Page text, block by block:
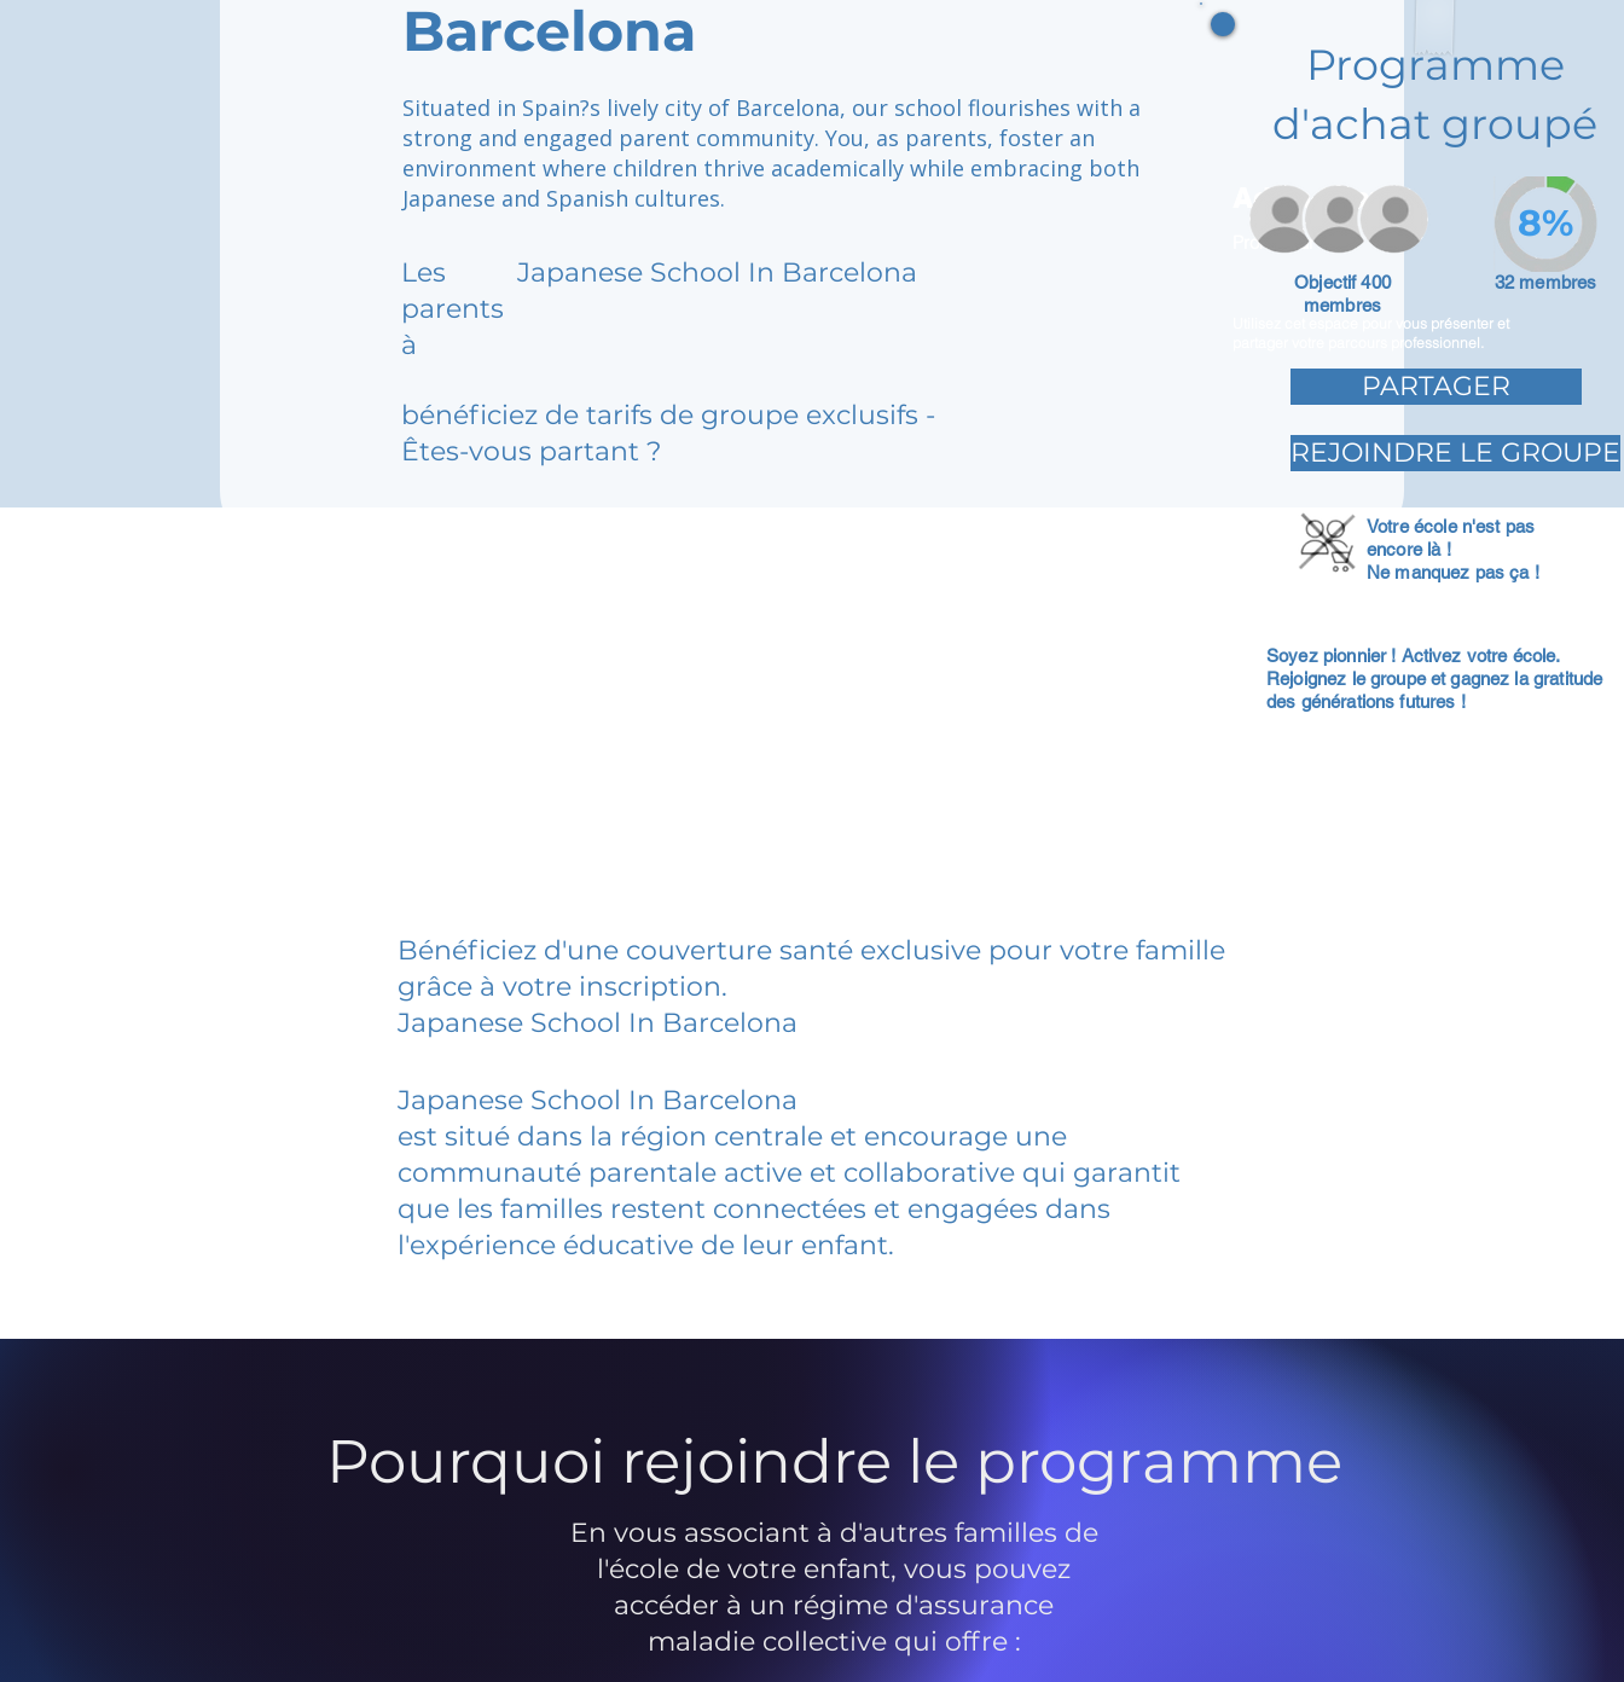
Barcelona
Situated in Spain?s lively city of Barcelona, our school flourishes with a
strong and engaged parent community. You, as parents, foster an
environment where children thrive academically while embracing both
Japanese and Spanish cultures.
Les
parents
à
Japanese School In Barcelona
bénéficiez de tarifs de groupe exclusifs -
Êtes-vous partant ?
Adam Caar
Promoteur
Utilisez cet espace pour vous présenter et
partager votre parcours professionnel.
Programme
d'achat groupé
Objectif 400
membres
32 membres
8%
PARTAGER
REJOINDRE LE GROUPE
Votre école n'est pas
encore là !
Ne manquez pas ça !
Soyez pionnier ! Activez votre école.
Rejoignez le groupe et gagnez la gratitude
des générations futures !
Bénéficiez d'une couverture santé exclusive pour votre famille
grâce à votre inscription.
Japanese School In Barcelona
Japanese School In Barcelona
est situé dans la région centrale et encourage une
communauté parentale active et collaborative qui garantit
que les familles restent connectées et engagées dans
l'expérience éducative de leur enfant.
Pourquoi rejoindre le programme
En vous associant à d'autres familles de
l'école de votre enfant, vous pouvez
accéder à un régime d'assurance
maladie collective qui offre :